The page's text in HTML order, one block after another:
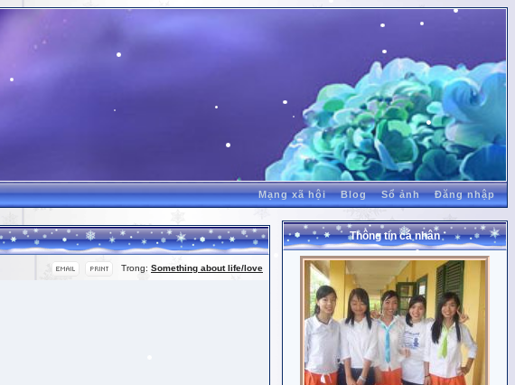
Mạng xã hội Blog Sổ ảnh Đăng nhập
Trong: Something about life/love
Thông tin cá nhân